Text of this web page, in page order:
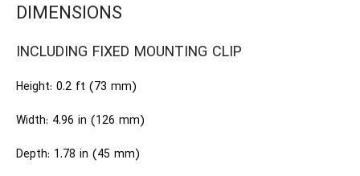
DIMENSIONS
INCLUDING FIXED MOUNTING CLIP
Height: 0.2 ft (73 mm)
Width: 4.96 in (126 mm)
Depth: 1.78 in (45 mm)